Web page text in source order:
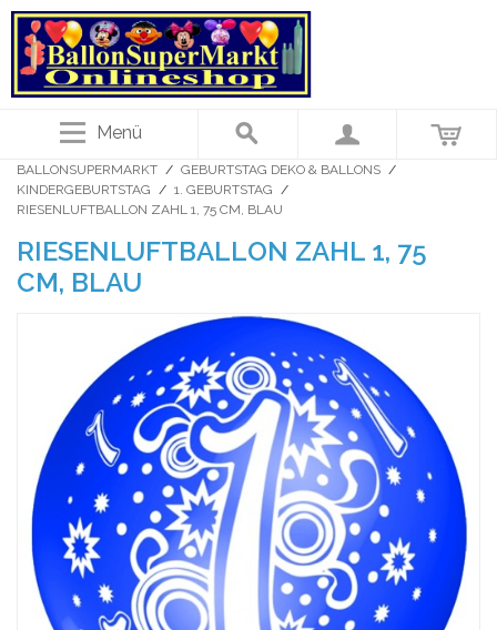
Menü
BALLONSUPERMARKT / GEBURTSTAG DEKO & BALLONS /
KINDERGEBURTSTAG / 1. GEBURTSTAG /
RIESENLUFTBALLON ZAHL 1, 75 CM, BLAU
RIESENLUFTBALLON ZAHL 1, 75
CM, BLAU